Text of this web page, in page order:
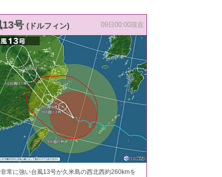
13号 (ドルフィン) 09日00:00現在
常に強い台風13号が久米島の西北西約260kmを